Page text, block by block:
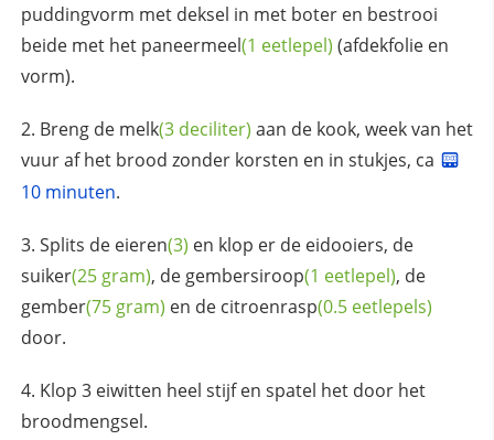
puddingvorm met deksel in met boter en bestrooi
beide met het paneermeel(1 eetlepel) (afdekfolie en
vorm).
Breng de melk(3 deciliter) aan de kook, week van het
vuur af het brood zonder korsten en in stukjes, ca
10 minuten.
Splits de eieren(3) en klop er de eidooiers, de
suiker(25 gram), de gembersiroop(1 eetlepel), de
gember(75 gram) en de citroenrasp(0.5 eetlepels)
door.
Klop 3 eiwitten heel stijf en spatel het door het
broodmengsel.